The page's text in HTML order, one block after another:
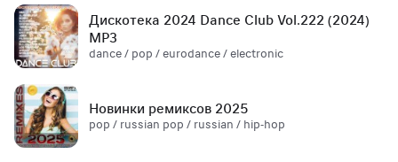
Дискотека 2024 Dance Club Vol.222 (2024)
MP3
dance / pop / eurodance / electronic
Новинки ремиксов 2025
pop / russian pop / russian / hip-hop